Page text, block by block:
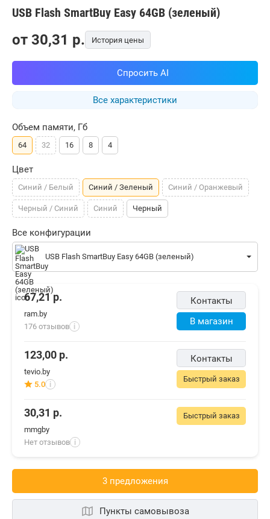
USB Flash SmartBuy Easy 64GB (зеленый)
Все характеристики
Объем памяти, Гб
64 32 16 8 4
Цвет
Синий / Белый Синий / Зеленый Синий / Оранжевый
Черный / Синий Синий Черный
Все конфигурации
USB Flash SmartBuy Easy 64GB (зеленый)
от 30,31 p. История цены
Спросить AI
Контакты
В магазин
67,21р.
ram.by
176 отзывов i
Контакты
Быстрый заказ
123,00 р.
tevio.by
5.0 i
Быстрый заказ
30,31 р.
mmgby
Нет отзывов i
3 предложения
Пункты самовывоза